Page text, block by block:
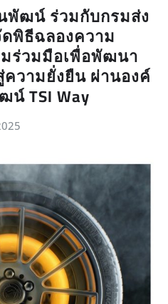
พัฒน์ ร่วมกับกรมส่ง
พิธีฉลองความ
มร่วมมือเพื่อพัฒนา
วามยั่งยืน ผ่านองค์
TSI Way